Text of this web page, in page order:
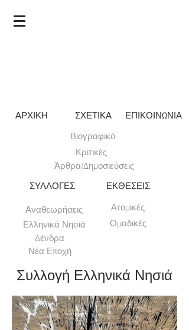
ΑΡΧΙΚΗ
Βιογραφικό
ΣΧΕΤΙΚΑ ΕΠΙΚΟΙΝΩΝΙΑ
Κριτικές
Άρθρα/Δημοσιεύσεις
ΣΥΛΛΟΓΕΣ
Αναθεωρήσεις
Ελληνικά Νησιά
Ομαδικές
Ατομικές
ΕΚΘΕΣΕΙΣ
Δένδρα
Νέα Εποχή
Συλλογή Ελληνικά Νησιά